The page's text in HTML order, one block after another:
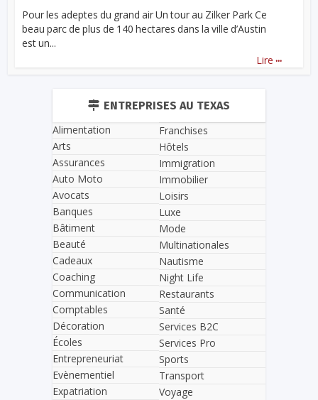
Pour les adeptes du grand air Un tour au Zilker Park Ce
beau parc de plus de 140 hectares dans la ville d’Austin
est un...
Lire ...
ENTREPRISES AU TEXAS
Alimentation
Arts
Assurances
Auto Moto
Avocats
Banques
Bâtiment
Beauté
Cadeaux
Coaching
Communication
Comptables
Décoration
Écoles
Entrepreneuriat
Evènementiel
Expatriation
Franchises
Hôtels
Immigration
Immobilier
Loisirs
Luxe
Mode
Multinationales
Nautisme
Night Life
Restaurants
Santé
Services B2C
Services Pro
Sports
Transport
Voyage